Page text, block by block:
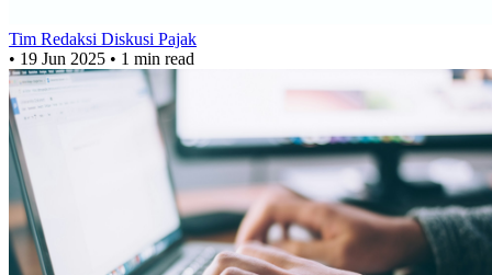
Tim Redaksi Diskusi Pajak
• 19 Jun 2025 • 1 min read